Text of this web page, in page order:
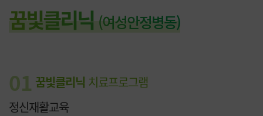
꿈빛클리닉 (여성안정병동)
01 꿈빛클리닉 치료프로그램
정신재활교육